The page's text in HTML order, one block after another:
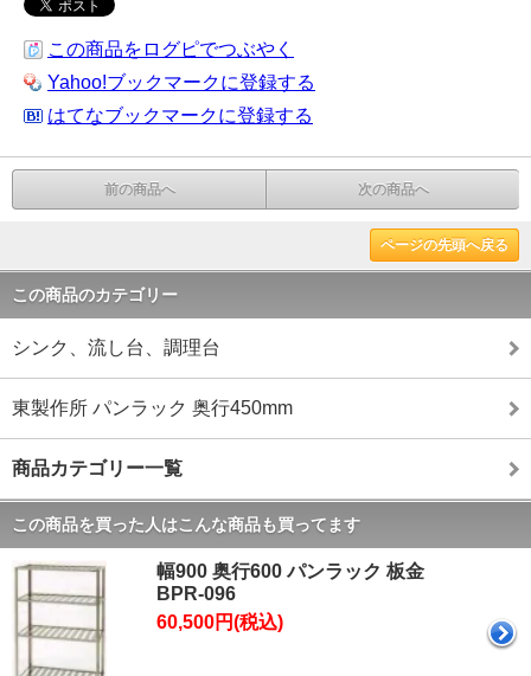
この商品をログピでつぶやく
Yahoo!ブックマークに登録する
はてなブックマークに登録する
前の商品へ 次の商品へ
ページの先頭へ戻る
この商品のカテゴリー
シンク、流し台、調理台
東製作所 パンラック 奥行450mm
商品カテゴリー一覧
この商品を買った人はこんな商品も買ってます
幅900 奥行600 パンラック 板金
BPR-096
60,500円(税込)